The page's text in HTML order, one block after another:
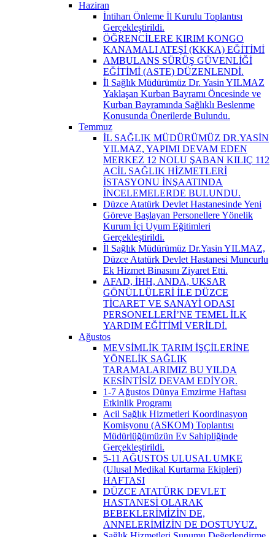
Haziran
İntiharı Önleme İl Kurulu Toplantısı
Gerçekleştirildi.
ÖĞRENCİLERE KIRIM KONGO
KANAMALI ATEŞİ (KKKA) EĞİTİMİ
AMBULANS SÜRÜŞ GÜVENLİĞİ
EĞİTİMİ (ASTE) DÜZENLENDİ.
İl Sağlık Müdürümüz Dr. Yasin YILMAZ
Yaklaşan Kurban Bayramı Öncesinde ve
Kurban Bayramında Sağlıklı Beslenme
Konusunda Önerilerde Bulundu.
Temmuz
İL SAĞLIK MÜDÜRÜMÜZ DR.YASİN
YILMAZ, YAPIMI DEVAM EDEN
MERKEZ 12 NOLU ŞABAN KILIÇ 112
ACİL SAĞLIK HİZMETLERİ
İSTASYONU İNŞAATINDA
İNCELEMELERDE BULUNDU.
Düzce Atatürk Devlet Hastanesinde Yeni
Göreve Başlayan Personellere Yönelik
Kurum İçi Uyum Eğitimleri
Gerçekleştirildi.
İl Sağlık Müdürümüz Dr.Yasin YILMAZ,
Düzce Atatürk Devlet Hastanesi Muncurlu
Ek Hizmet Binasını Ziyaret Etti.
AFAD, İHH, ANDA, UKSAR
GÖNÜLLÜLERİ İLE DÜZCE
TİCARET VE SANAYİ ODASI
PERSONELLERİ’NE TEMEL İLK
YARDIM EĞİTİMİ VERİLDİ.
Ağustos
MEVSİMLİK TARIM İŞÇİLERİNE
YÖNELİK SAĞLIK
TARAMALARIMIZ BU YILDA
KESİNTİSİZ DEVAM EDİYOR.
1-7 Ağustos Dünya Emzirme Haftası
Etkinlik Programı
Acil Sağlık Hizmetleri Koordinasyon
Komisyonu (ASKOM) Toplantısı
Müdürlüğümüzün Ev Sahipliğinde
Gerçekleştirildi.
5-11 AĞUSTOS ULUSAL UMKE
(Ulusal Medikal Kurtarma Ekipleri)
HAFTASI
DÜZCE ATATÜRK DEVLET
HASTANESİ OLARAK
BEBEKLERİMİZİN DE,
ANNELERİMİZİN DE DOSTUYUZ.